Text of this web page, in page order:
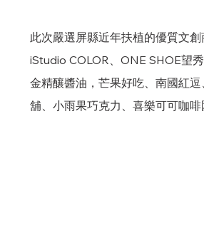
此次嚴選屏縣近年扶植的優質文
iStudio COLOR、ONE SHOE望
金精釀醬油， 芒果好吃、南國紅逗
舖、小雨果巧克力、喜樂可可咖